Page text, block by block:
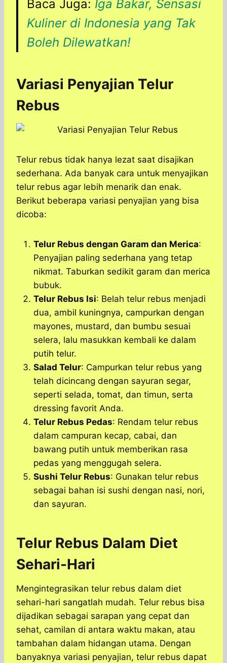
Baca Juga: Iga Bakar, Sensasi
Kuliner di Indonesia yang Tak
Boleh Dilewatkan!
Variasi Penyajian Telur
Rebus
Telur rebus tidak hanya lezat saat disajikan
sederhana. Ada banyak cara untuk menyajikan
telur rebus agar lebih menarik dan enak.
Berikut beberapa variasi penyajian yang bisa
dicoba:
Telur Rebus dengan Garam dan Merica:
Penyajian paling sederhana yang tetap
nikmat. Taburkan sedikit garam dan merica
bubuk.
Telur Rebus Isi: Belah telur rebus menjadi
dua, ambil kuningnya, campurkan dengan
mayones, mustard, dan bumbu sesuai
selera, lalu masukkan kembali ke dalam
putih telur.
Salad Telur: Campurkan telur rebus yang
telah dicincang dengan sayuran segar,
seperti selada, tomat, dan timun, serta
dressing favorit Anda.
Telur Rebus Pedas: Rendam telur rebus
dalam campuran kecap, cabai, dan
bawang putih untuk memberikan rasa
pedas yang menggugah selera.
Sushi Telur Rebus: Gunakan telur rebus
sebagai bahan isi sushi dengan nasi, nori,
dan sayuran.
Telur Rebus Dalam Diet
Sehari-Hari
Mengintegrasikan telur rebus dalam diet
sehari-hari sangatlah mudah. Telur rebus bisa
dijadikan sebagai sarapan yang cepat dan
sehat, camilan di antara waktu makan, atau
tambahan dalam hidangan utama. Dengan
banyaknya variasi penyajian, telur rebus dapat